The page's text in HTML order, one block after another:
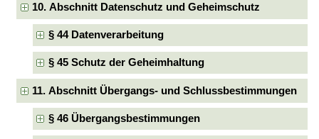
10. Abschnitt Datenschutz und Geheimschutz
§ 44 Datenverarbeitung
§ 45 Schutz der Geheimhaltung
11. Abschnitt Übergangs- und Schlussbestimmungen
§ 46 Übergangsbestimmungen